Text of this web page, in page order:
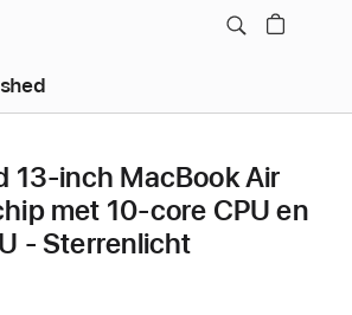
13‑inch MacBook Air
met 10‑core CPU en
- Sterrenlicht